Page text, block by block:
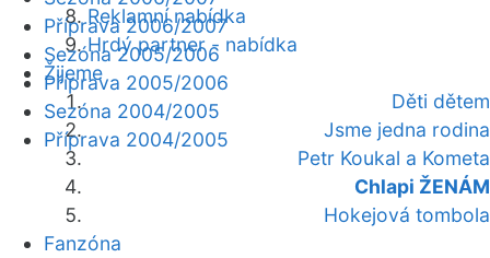
Reklamní nabídka
Hrdý partner - nabídka
Žijeme
Děti dětem
Jsme jedna rodina
Petr Koukal a Kometa
Chlapi ŽENÁM
Hokejová tombola
Fanzóna
Příprava 2006/2007
Sezóna 2005/2006
Příprava 2005/2006
Sezóna 2004/2005
Příprava 2004/2005